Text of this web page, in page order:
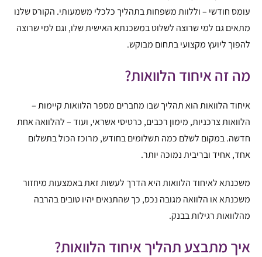
עומס חודשי – וללוות משפחות בתהליך כלכלי משמעותי. הקורס שלנו
מתאים גם למי שרוצה לשלוט במשכנתא האישית שלו, וגם למי שרוצה
להפוך ליועץ מקצועי בתחום מבוקש.
מה זה איחוד הלוואות?
איחוד הלוואות הוא תהליך שבו מחברים מספר הלוואות קיימות –
הלוואות צרכניות, מימון רכבים, כרטיסי אשראי, ועוד – להלוואה אחת
חדשה. במקום לשלם כמה תשלומים בחודש, מרוכז הכול בתשלום
אחד, אחיד ובריבית נמוכה יותר.
משכנתא לאיחוד הלוואות היא הדרך לעשות זאת באמצעות מיחזור
משכנתא או הלוואה מגובה נכס, כך שהתנאים יהיו טובים בהרבה
מהלוואות רגילות בבנק.
איך מתבצע תהליך איחוד הלוואות?